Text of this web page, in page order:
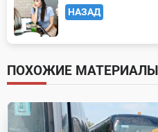
class="nav-
subtitle
screen-
reader-
text">Page</span>
НАЗАД
ПОХОЖИЕ МАТЕРИАЛЫ